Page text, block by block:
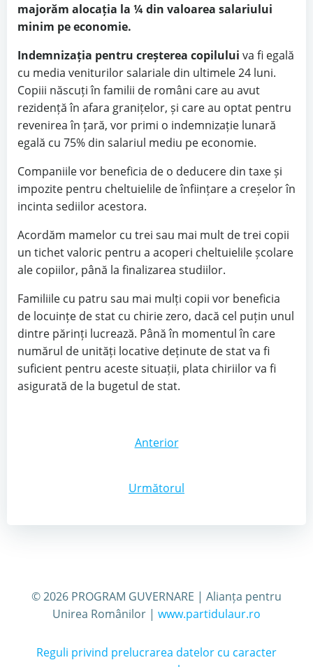
majorăm alocația la ¼ din valoarea salariului
minim pe economie.
Indemnizația pentru creșterea copilului va fi egală
cu media veniturilor salariale din ultimele 24 luni.
Copiii născuți în familii de români care au avut
rezidență în afara granițelor, și care au optat pentru
revenirea în țară, vor primi o indemnizație lunară
egală cu 75% din salariul mediu pe economie.
Companiile vor beneficia de o deducere din taxe și
impozite pentru cheltuielile de înființare a creșelor în
incinta sediilor acestora.
Acordăm mamelor cu trei sau mai mult de trei copii
un tichet valoric pentru a acoperi cheltuielile școlare
ale copiilor, până la finalizarea studiilor.
Familiile cu patru sau mai mulți copii vor beneficia
de locuințe de stat cu chirie zero, dacă cel puțin unul
dintre părinți lucrează. Până în momentul în care
numărul de unități locative deținute de stat va fi
suficient pentru aceste situații, plata chiriilor va fi
asigurată de la bugetul de stat.
navigation
Anterior
navigation
Următorul
© 2026 PROGRAM GUVERNARE | Alianța pentru
Unirea Românilor | www.partidulaur.ro
Reguli privind prelucrarea datelor cu caracter